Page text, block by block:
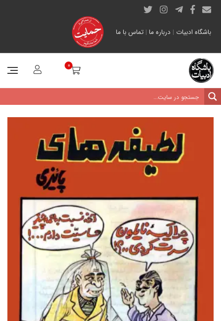
باشگاه ادبیات | درباره ما | تماس با ما
0